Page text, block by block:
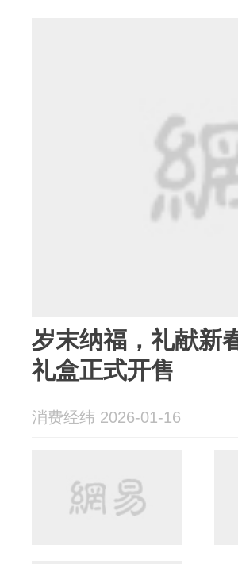
岁末纳福，礼献新
礼盒正式开售
消费经纬 2026-01-16